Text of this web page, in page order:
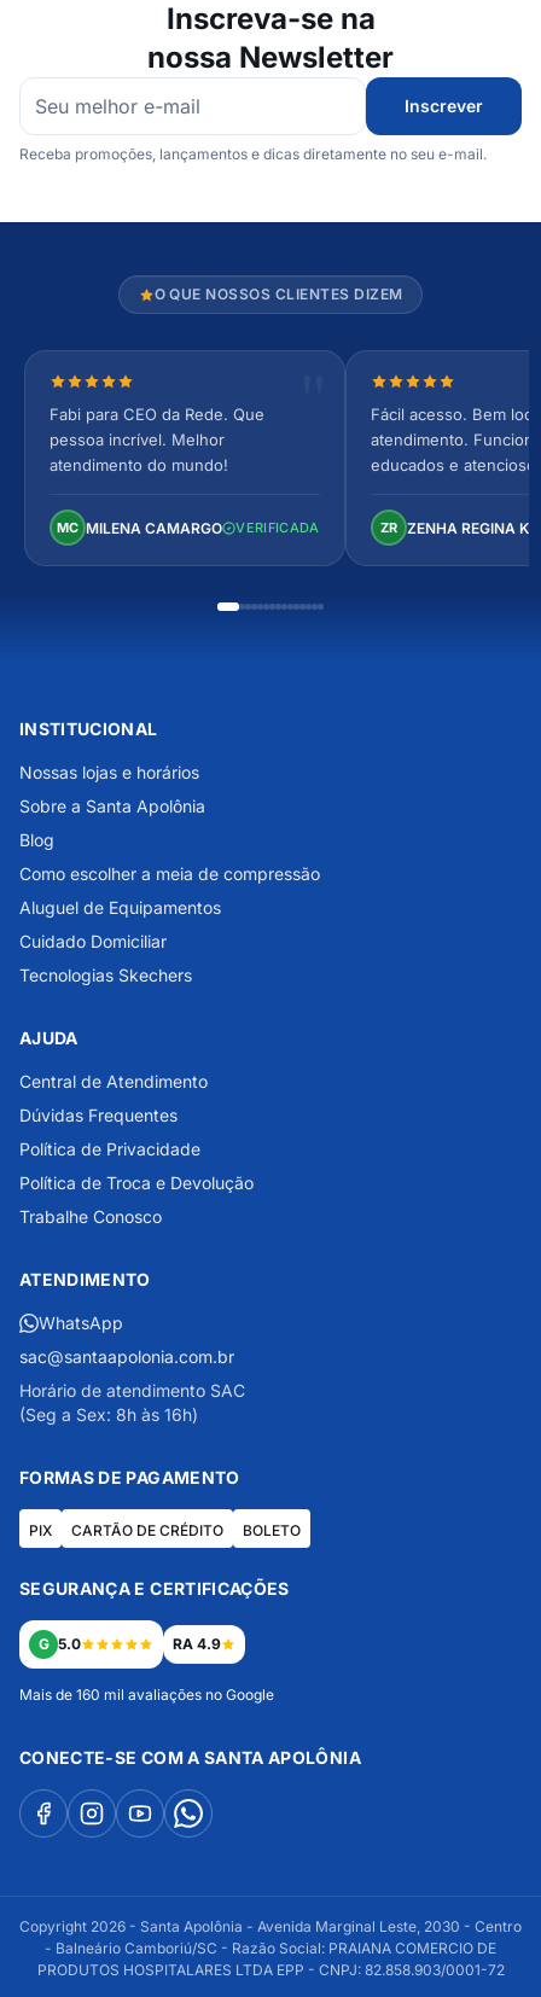
Inscreva-se na
nossa Newsletter
Inscrever
Receba promoções, lançamentos e dicas diretamente no seu e-mail.
O QUE NOSSOS CLIENTES DIZEM
Nota 5 de 5 estrelas
Fabi para CEO da Rede. Que
pessoa incrível. Melhor
atendimento do mundo!
MC MILENA CAMARGO VERIFICADA
Nota 5 de 5
Fácil acesso. Bem
atendimento.
educados e
Perfeito!
ZR ZENHA REGINA
INSTITUCIONAL
Nossas lojas e horários
Sobre a Santa Apolônia
Blog
Como escolher a meia de compressão
Aluguel de Equipamentos
Cuidado Domiciliar
Tecnologias Skechers
AJUDA
Central de Atendimento
Dúvidas Frequentes
Política de Privacidade
Política de Troca e Devolução
Trabalhe Conosco
ATENDIMENTO
WhatsApp
sac@santaapolonia.com.br
Horário de atendimento SAC
(Seg a Sex: 8h às 16h)
FORMAS DE PAGAMENTO
PIX CARTÃO DE CRÉDITO BOLETO
SEGURANÇA E CERTIFICAÇÕES
G 5.0 RA 4.9
Mais de 160 mil avaliações no Google
CONECTE-SE COM A SANTA APOLÔNIA
Copyright 2026 - Santa Apolônia - Avenida Marginal Leste, 2030 - Centro
- Balneário Camboriú/SC - Razão Social: PRAIANA COMERCIO DE
PRODUTOS HOSPITALARES LTDA EPP - CNPJ: 82.858.903/0001-72